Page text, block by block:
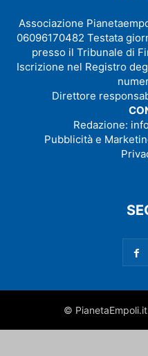
Associazione
06096170482 Testata
presso il Tribunale di
Iscrizione nel Registro
Direttore
Redazione:
Pubblicità e
©